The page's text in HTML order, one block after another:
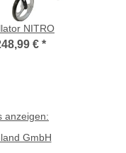
NITRO
€ *
anzeigen:
GmbH